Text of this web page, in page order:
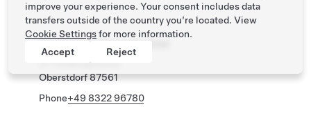
Das Freiberg Romantik Hotel
Oberstdorf 87561
Phone+49 8322 96780
improve your experience. Your consent includes data
transfers outside of the country you’re located. View
Cookie Settingsfor more information.
Accept
Reject